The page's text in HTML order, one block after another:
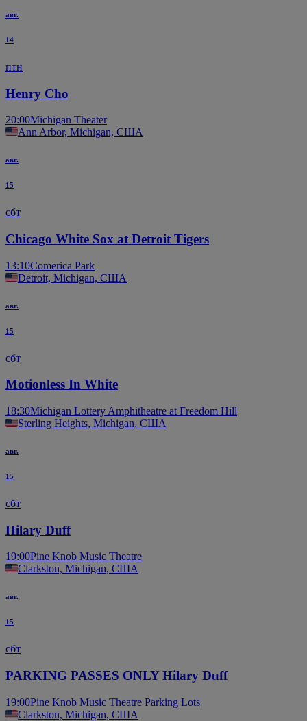
авг.
14
птн
Henry Cho
20:00Michigan Theater
Ann Arbor, Michigan, США
авг.
15
сбт
Chicago White Sox at Detroit Tigers
13:10Comerica Park
Detroit, Michigan, США
авг.
15
сбт
Motionless In White
18:30Michigan Lottery Amphitheatre at Freedom Hill
Sterling Heights, Michigan, США
авг.
15
сбт
Hilary Duff
19:00Pine Knob Music Theatre
Clarkston, Michigan, США
авг.
15
сбт
PARKING PASSES ONLY Hilary Duff
19:00Pine Knob Music Theatre Parking Lots
Clarkston, Michigan, США